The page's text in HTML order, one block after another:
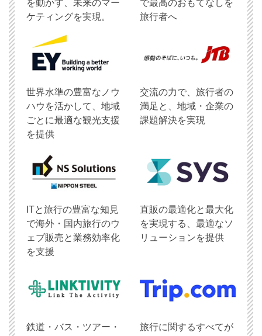
を動かす、未来のマー
ケティングを実現。
で最高のおもてなしを
旅行者へ
世界水準の豊富なノウ
ハウを活かして、地域
ごとに最適な観光支援
を提供
交流の力で、旅行者の
満足と、地域・企業の
課題解決を実現
ITと旅行の豊富な知見
で海外・国内旅行のウ
ェブ販売と業務効率化
を支援
直販の最適化と最大化
を実現する、最適なソ
リューションを提供
鉄道・バス・ツアー・
旅行に関するすべてが